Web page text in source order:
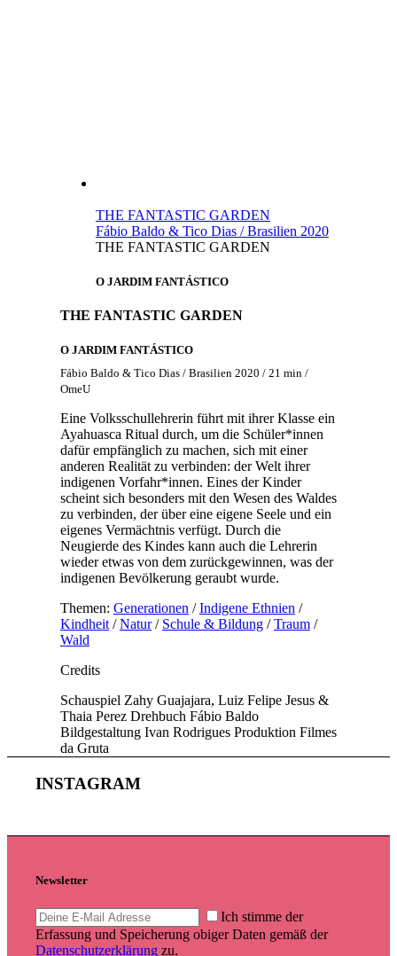
THE FANTASTIC GARDEN
Fábio Baldo & Tico Dias / Brasilien 2020
THE FANTASTIC GARDEN
O JARDIM FANTÁSTICO
THE FANTASTIC GARDEN
O JARDIM FANTÁSTICO
Fábio Baldo & Tico Dias / Brasilien 2020 / 21 min /
OmeU
Eine Volksschullehrerin führt mit ihrer Klasse ein
Ayahuasca Ritual durch, um die Schüler*innen
dafür empfänglich zu machen, sich mit einer
anderen Realität zu verbinden: der Welt ihrer
indigenen Vorfahr*innen. Eines der Kinder
scheint sich besonders mit den Wesen des Waldes
zu verbinden, der über eine eigene Seele und ein
eigenes Vermächtnis verfügt. Durch die
Neugierde des Kindes kann auch die Lehrerin
wieder etwas von dem zurückgewinnen, was der
indigenen Bevölkerung geraubt wurde.
Themen: Generationen /Indigene Ethnien /
Kindheit/Natur/ Schule & Bildung/Traum/
Wald
Credits
Schauspiel Zahy Guajajara, Luiz Felipe Jesus &
Thaia Perez Drehbuch Fábio Baldo
Bildgestaltung Ivan Rodrigues Produktion Filmes
da Gruta
INSTAGRAM
Newsletter
Ich stimme der
Erfassung und Speicherung obiger Daten gemäß der
Datenschutzerklärung zu.